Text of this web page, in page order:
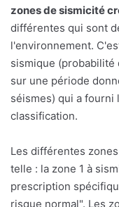
zones de sismicité
différentes qui sont
l'environnement.
sismique (probabilité
sur une période
séismes) qui a fourni
classification.
Les différentes
telle : la zone 1 à
prescription
risque normal". Les